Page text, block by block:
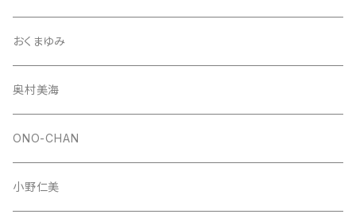
おくまゆみ
奥村美海
ONO-CHAN
小野仁美